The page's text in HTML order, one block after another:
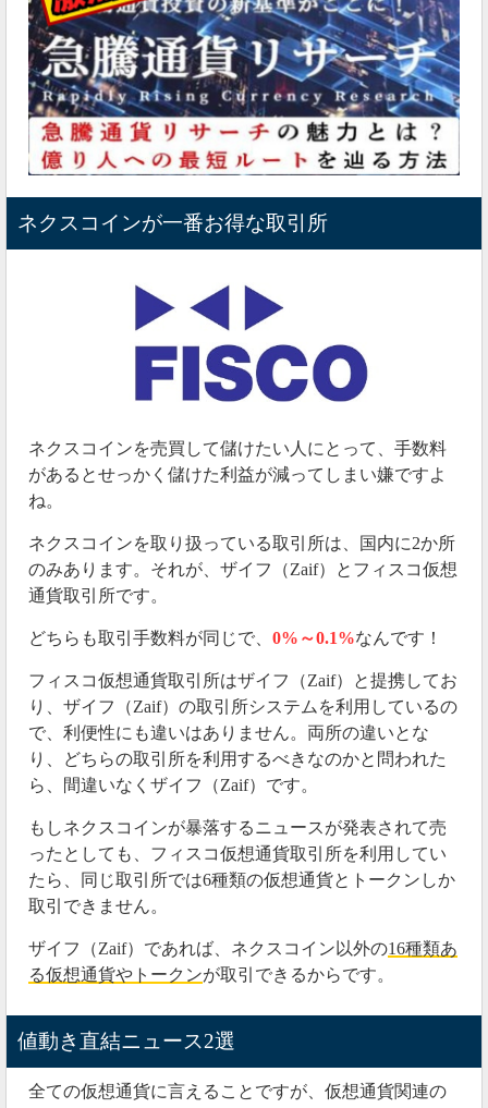
ネクスコインが一番お得な取引所
ネクスコインを売買して儲けたい人にとって、手数料
があるとせっかく儲けた利益が減ってしまい嫌ですよ
ね。
ネクスコインを取り扱っている取引所は、国内に2か所
のみあります。それが、ザイフ（Zaif）とフィスコ仮想
通貨取引所です。
どちらも取引手数料が同じで、 0%～0.1%なんです！
フィスコ仮想通貨取引所はザイフ（Zaif）と提携してお
り、ザイフ（Zaif）の取引所システムを利用しているの
で、利便性にも違いはありません。両所の違いとな
り、どちらの取引所を利用するべきなのかと問われた
ら、間違いなくザイフ（Zaif）です。
もしネクスコインが暴落するニュースが発表されて売
ったとしても、フィスコ仮想通貨取引所を利用してい
たら、同じ取引所では6種類の仮想通貨とトークンしか
取引できません。
ザイフ（Zaif）であれば、ネクスコイン以外の16種類あ
る仮想通貨やトークンが取引できるからです。
値動き直結ニュース2選
全ての仮想通貨に言えることですが、仮想通貨関連の